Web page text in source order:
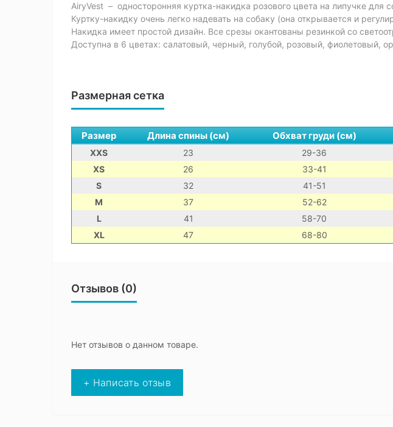
AiryVest – односторонняя куртка-накидка розового цвета на липучке
Куртку-накидку очень легко надевать на собаку (она открывается и
Накидка имеет простой дизайн. Все срезы окантованы резинкой со
Доступна в 6 цветах: салатовый, черный, голубой, розовый, фиолетовый,
Размерная сетка
Размер Длина спины (см) Обхват груди (см)
XXS 23 29-36
XS
26 33-41
S
32 41-51
M
37 52-62
L
41 58-70
XL
47 68-80
Отзывов (0)
Нет отзывов о данном товаре.
+ Написать отзыв